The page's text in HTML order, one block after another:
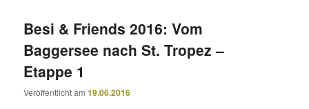
Besi & Friends 2016: Vom
Baggersee nach St. Tropez –
Etappe 1
Veröffentlicht am19.06.2016